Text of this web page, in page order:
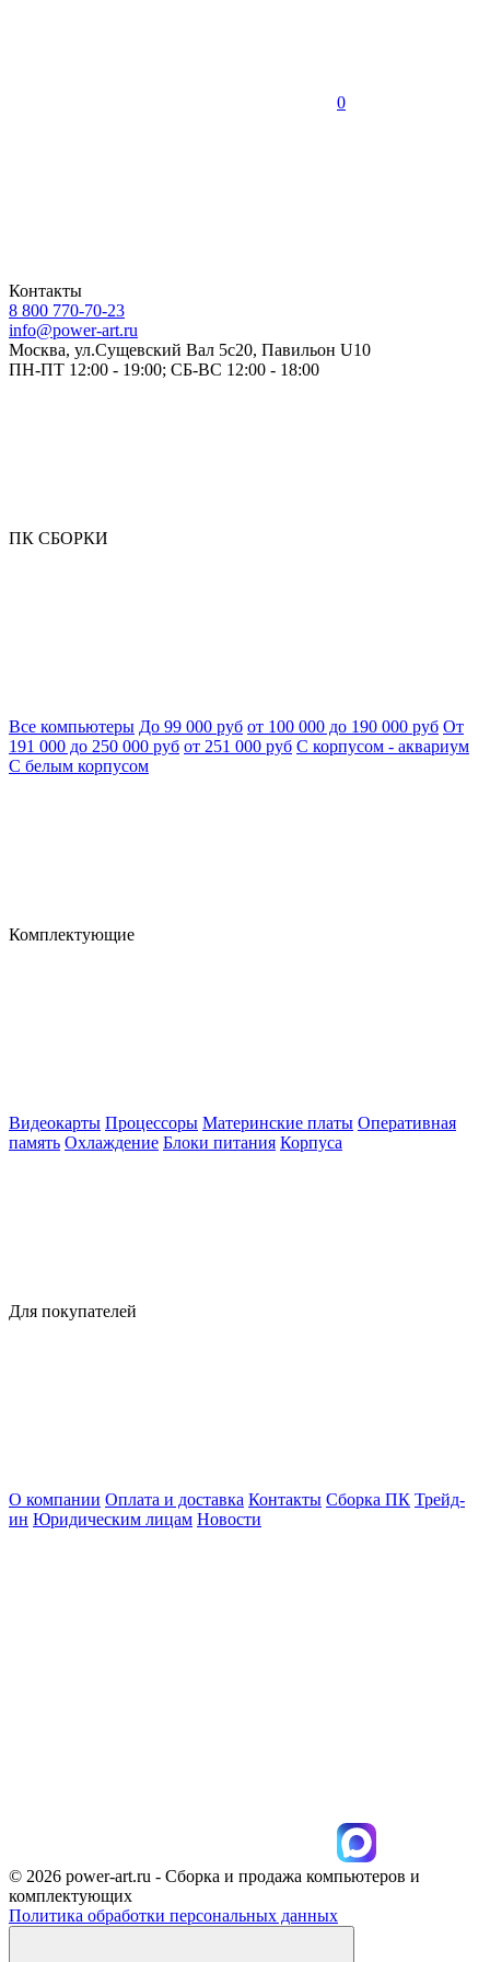
0
Контакты
8 800 770-70-23
info@power-art.ru
Москва, ул.Сущевский Вал 5с20, Павильон U10
ПН-ПТ 12:00 - 19:00; СБ-ВС 12:00 - 18:00
ПК СБОРКИ
Все компьютеры До 99 000 руб от 100 000 до 190 000 руб От
191 000 до 250 000 руб от 251 000 руб С корпусом - аквариум
С белым корпусом
Комплектующие
Видеокарты Процессоры Материнские платы Оперативная
память Охлаждение Блоки питания Корпуса
Для покупателей
О компании Оплата и доставка Контакты Сборка ПК Трейд-
ин Юридическим лицам Новости
© 2026 power-art.ru - Сборка и продажа компьютеров и
комплектующих
Политика обработки персональных данных